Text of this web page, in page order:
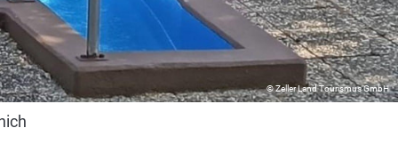
© Zeller Land Tourismus GmbH